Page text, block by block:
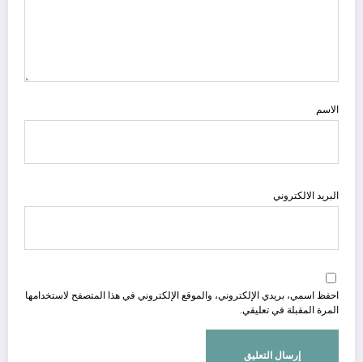
الاسم
البريد الالكتروني
احفظ اسمي، بريدي الإلكتروني، والموقع الإلكتروني في هذا المتصفح لاستخدامها
المرة المقبلة في تعليقي.